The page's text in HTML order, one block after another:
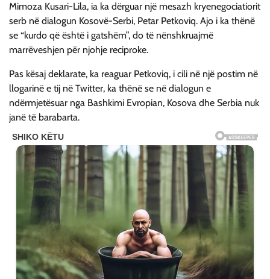
Mimoza Kusari-Lila, ia ka dërguar një mesazh kryenegociatiorit
serb në dialogun Kosovë-Serbi, Petar Petkoviq. Ajo i ka thënë
se “kurdo që është i gatshëm”, do të nënshkruajmë
marrëveshjen për njohje reciproke.
Pas kësaj deklarate, ka reaguar Petkoviq, i cili në një postim në
llogarinë e tij në Twitter, ka thënë se në dialogun e
ndërmjetësuar nga Bashkimi Evropian, Kosova dhe Serbia nuk
janë të barabarta.